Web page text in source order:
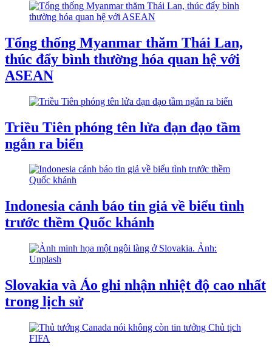
Tổng thống Myanmar thăm Thái Lan,
thúc đẩy bình thường hóa quan hệ với
ASEAN
Triều Tiên phóng tên lửa đạn đạo tầm
ngắn ra biển
Indonesia cảnh báo tin giả về biểu tình
trước thềm Quốc khánh
Slovakia và Áo ghi nhận nhiệt độ cao nhất
trong lịch sử